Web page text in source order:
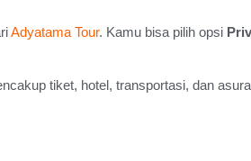
Adyatama Tour. Kamu bisa pilih opsi
tiket, hotel, transportasi, dan